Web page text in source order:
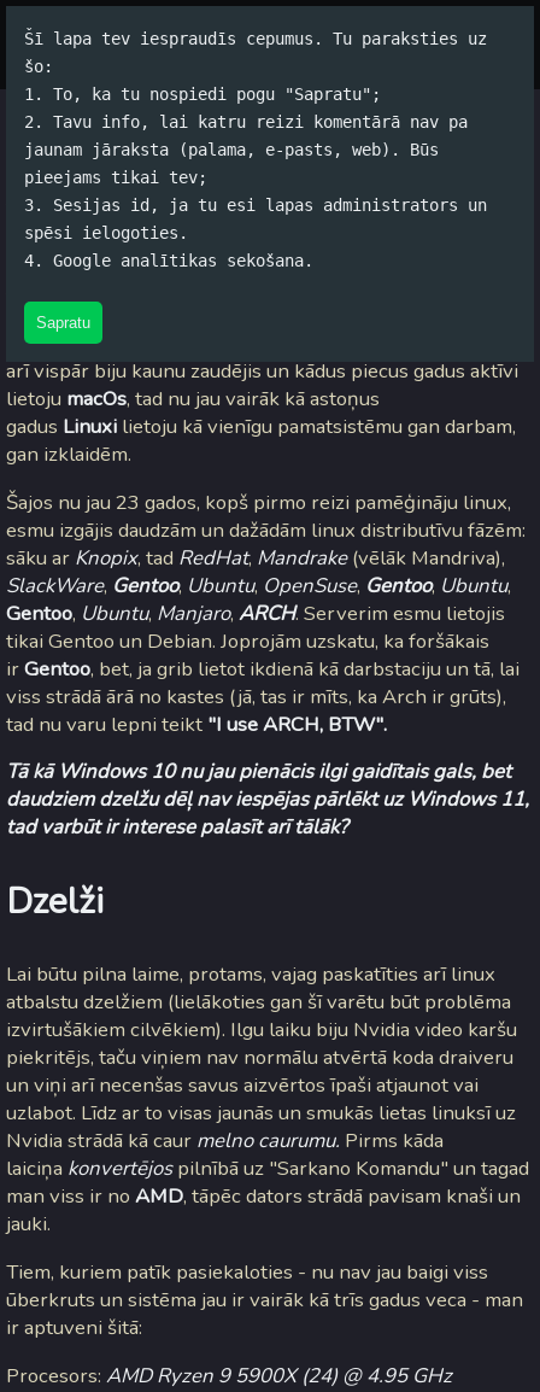
Šī lapa tev iespraudīs cepumus. Tu paraksties uz
šo:
1. To, ka tu nospiedi pogu "Sapratu";
2. Tavu info, lai katru reizi komentārā nav pa
jaunam jāraksta (palama, e-pasts, web). Būs
pieejams tikai tev;
3. Sesijas id, ja tu esi lapas administrators un
spēsi ielogoties.
4. Google analītikas sekošana.
Sapratu
Es lietoju ARCH, starp citu
Jānis Rubļevskis (koko) / 16.09.2025. 21:47 /#Datori/
komentāri
radies pareizais priekšstats, ka
gadu. Ja bija laiki, kad linux lietoju paralēli windowsam vai
arī vispār biju kaunu zaudējis un kādus piecus gadus aktīvi
lietoju macOs, tad nu jau vairāk kā astoņus
gadus Linuxi lietoju kā vienīgu pamatsistēmu gan darbam,
gan izklaidēm.
Šajos nu jau 23 gados, kopš pirmo reizi pamēģināju linux,
esmu izgājis daudzām un dažādām linux distributīvu fāzēm:
sāku ar Knopix, tad RedHat, Mandrake(vēlāk Mandriva),
SlackWare, Gentoo, Ubuntu, OpenSuse, Gentoo, Ubuntu,
Gentoo, Ubuntu, Manjaro, ARCH. Serverim esmu lietojis
tikai Gentoo un Debian. Joprojām uzskatu, ka foršākais
irGentoo, bet, ja grib lietot ikdienā kā darbstaciju un tā, lai
viss strādā ārā no kastes (jā, tas ir mīts, ka Arch ir grūts),
tad nu varu lepni teikt "I use ARCH, BTW".
Tā kā Windows 10 nu jau pienācis ilgi gaidītais gals, bet
daudziem dzelžu dēļ nav iespējas pārlēkt uz Windows 11,
tad varbūt ir interese palasīt arī tālāk?
Dzelži
Lai būtu pilna laime, protams, vajag paskatīties arī linux
atbalstu dzelžiem (lielākoties gan šī varētu būt problēma
izvirtušākiem cilvēkiem). Ilgu laiku biju Nvidia video karšu
piekritējs, taču viņiem nav normālu atvērtā koda draiveru
un viņi arī necenšas savus aizvērtos īpaši atjaunot vai
uzlabot. Līdz ar to visas jaunās un smukās lietas linuksī uz
Nvidia strādā kā caur melno caurumu. Pirms kāda
laiciņa konvertējospilnībā uz "Sarkano Komandu" un tagad
man viss ir no AMD, tāpēc dators strādā pavisam knaši un
jauki.
Tiem, kuriem patīk pasiekaloties - nu nav jau baigi viss
ūberkruts un sistēma jau ir vairāk kā trīs gadus veca - man
ir aptuveni šitā:
Procesors: AMD Ryzen 9 5900X (24) @ 4.95 GHz